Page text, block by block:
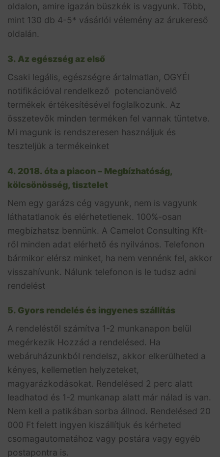
oldalon, amire igazán büszkék is vagyunk. Több,
mint 130 db 4-5* vásárlói vélemény az árukereső
oldalán.
3. Az egészség az első
Csaki legális, egészségre ártalmatlan, OGYÉI
notifikációval rendelkező potencianövelő
termékek értékesítésével foglalkozunk. Az
összetevők minden terméken fel vannak tüntetve.
Mi magunk is rendszeresen használjuk és
teszteljük a termékeinket
4. 2018. óta a piacon – Megbízhatóság,
kölcsönösség, tisztelet
Nem egy garázs cég vagyunk, nem is vagyunk
láthatatlanok és elérhetetlenek. 100%-osan
megbízhatsz bennünk. A Camelot Consulting Kft-
ről minden adat elérhető és nyilvános. Telefonon
bármikor elérsz minket, ha nem vennénk fel, akkor
visszahívunk. Nálunk telefonon is le tudsz adni
rendelést
5. Gyors rendelés és ingyenes szállítás
A rendeléstől számítva 1-2 munkanapon belül
megérkezik Hozzád a rendelésed. Ha
webáruházunkból rendelsz, akkor elkerülheted a
kényes, kellemetlen helyzeteket,
magyarázkodásokat. Rendelésed 2 perc alatt
leadhatod és 1-2 munkanap alatt már nálad is van.
Nem kell a patikában sorba állnod. Rendelésed 20
000 Ft felett ingyen kiszállítjuk és kérheted
csomagautomatához vagy postára vagy egyéb
postapontra is.